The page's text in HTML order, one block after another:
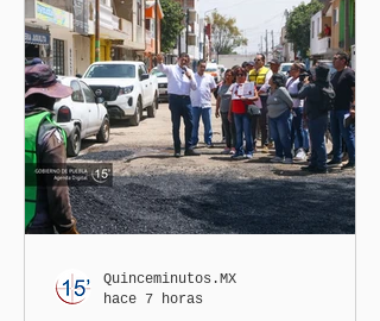
Quinceminutos.MX
hace 7 horas